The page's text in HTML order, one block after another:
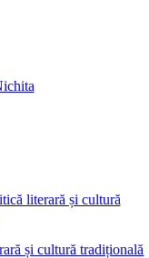
și cultură tradițională